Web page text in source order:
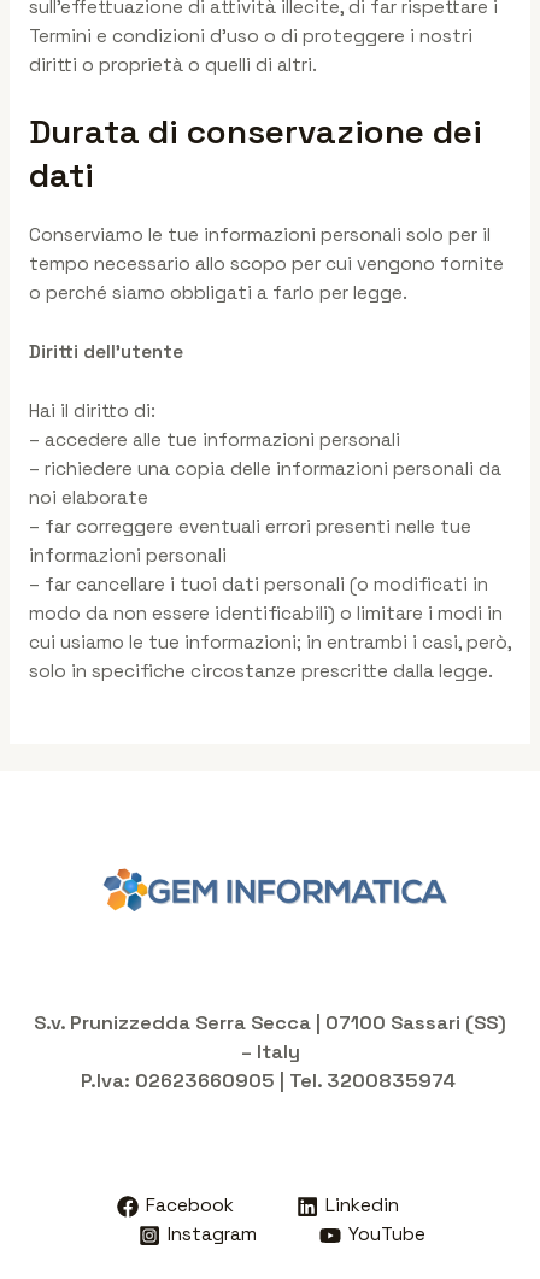
sull’effettuazione di attività illecite, di far rispettare i
Termini e condizioni d’uso o di proteggere i nostri
diritti o proprietà o quelli di altri.
Durata di conservazione dei
dati
Conserviamo le tue informazioni personali solo per il
tempo necessario allo scopo per cui vengono fornite
o perché siamo obbligati a farlo per legge.
Diritti dell’utente
Hai il diritto di:
– accedere alle tue informazioni personali
– richiedere una copia delle informazioni personali da
noi elaborate
– far correggere eventuali errori presenti nelle tue
informazioni personali
– far cancellare i tuoi dati personali (o modificati in
modo da non essere identificabili) o limitare i modi in
cui usiamo le tue informazioni; in entrambi i casi, però,
solo in specifiche circostanze prescritte dalla legge.
S.v. Prunizzedda Serra Secca | 07100 Sassari (SS)
– Italy
P.Iva: 02623660905 | Tel. 3200835974
Facebook
Linkedin
Instagram
YouTube